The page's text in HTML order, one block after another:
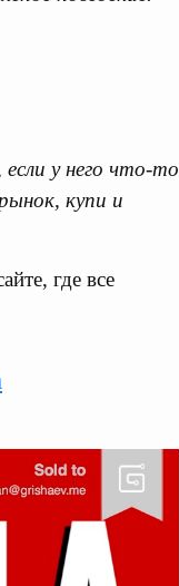
у него что-то
купи и
где все